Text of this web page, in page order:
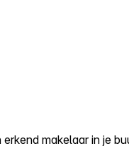
erkend makelaar in je